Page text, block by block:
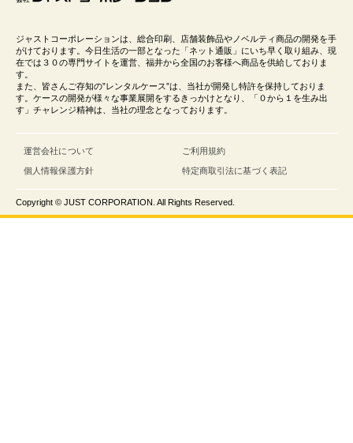
ジャストコーポレーションは、総合印刷、店舗装飾品やノベルティ商品の開発を手
がけております。今日生活の一部となった「ネット通販」にいち早く取り組み、現
在では３０の専門サイトを運営、福井から全国のお客様へ商品を供給しておりま
す。
また、皆さんご存知の”レンタルケース”は、当社が開発し特許を保持しておりま
す。ケースの開発が様々な事業展開をするきっかけとなり、「０から１を生み出
す」チャレンジ精神は、当社の理念となっております。
運営会社について
個人情報保護方針
ご利用規約
特定商取引法に基づく表記
Copyright © JUST CORPORATION. All Rights Reserved.